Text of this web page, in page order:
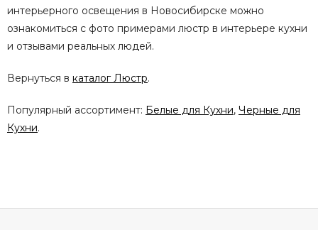
интерьерного освещения в Новосибирске можно
ознакомиться с фото примерами люстр в интерьере кухни
и отзывами реальных людей.
Вернуться в каталог Люстр.
Популярный ассортимент: Белые для Кухни, Черные для
Кухни.